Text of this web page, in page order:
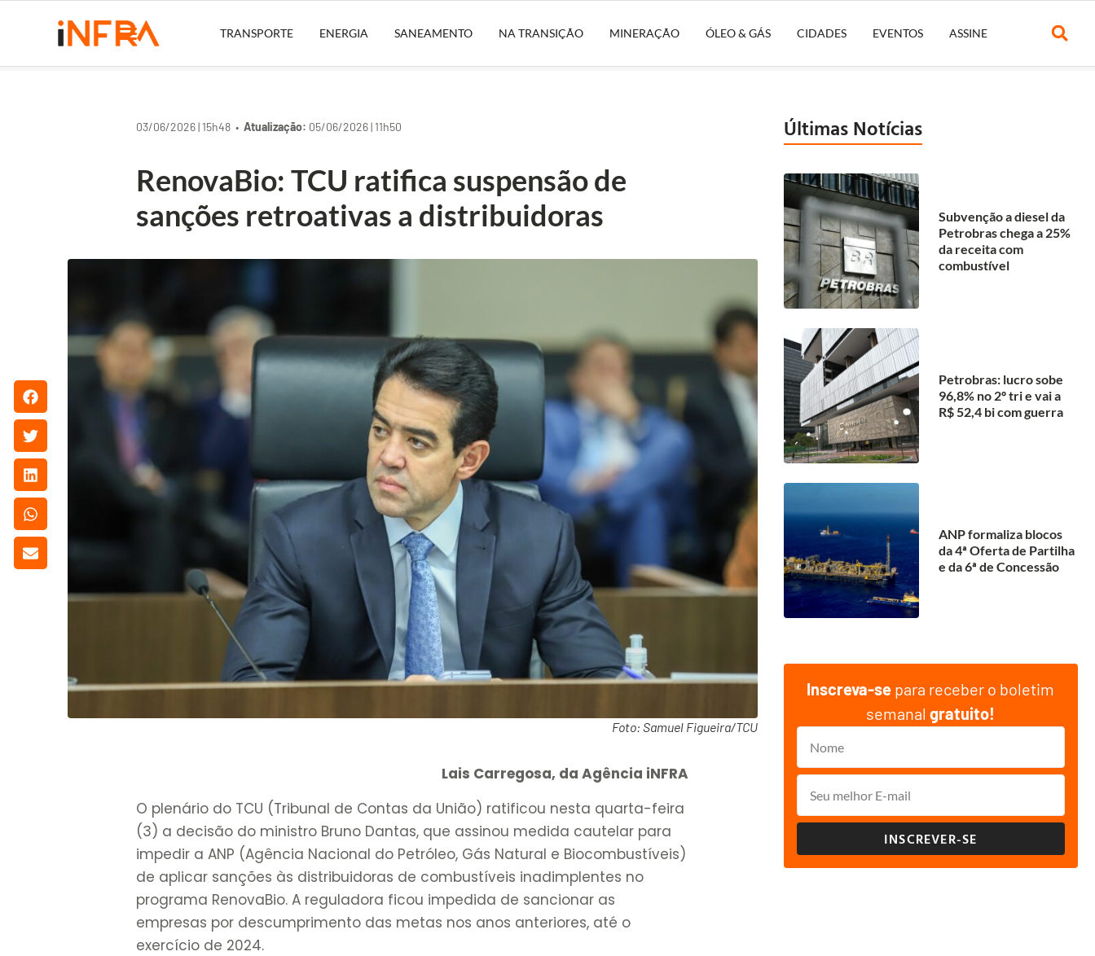
TRANSPORTE ENERGIA SANEAMENTO NA TRANSIÇÃO MINERAÇÃO ÓLEO & GÁS CIDADES EVENTOS ASSINE
03/06/2026 | 15h48 •Atualização: 05/06/2026 | 11h50
RenovaBio: TCU ratifica suspensão de
sanções retroativas a distribuidoras
Foto: Samuel Figueira/TCU
Lais Carregosa, da Agência iNFRA
O plenário do TCU (Tribunal de Contas da União) ratificou nesta quarta-feira
(3) a decisão do ministro Bruno Dantas, que assinou medida cautelar para
impedir a ANP (Agência Nacional do Petróleo, Gás Natural e Biocombustíveis)
de aplicar sanções às distribuidoras de combustíveis inadimplentes no
programa RenovaBio. A reguladora ficou impedida de sancionar as
empresas por descumprimento das metas nos anos anteriores, até o
exercício de 2024.
Últimas Notícias
Subvenção a diesel da
Petrobras chega a 25%
da receita com
combustível
Petrobras: lucro sobe
96,8% no 2º tri e vai a
R$ 52,4 bi com guerra
ANP formaliza blocos
da 4ª Oferta de Partilha
e da 6ª de Concessão
Inscreva-se para receber o boletim
semanalgratuito!
INSCREVER-SE